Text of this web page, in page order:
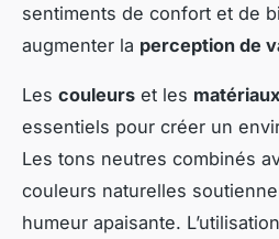
sentiments de confort et de
augmenter la perception de
Les couleurs et les matériaux
essentiels pour créer un
Les tons neutres combinés
couleurs naturelles
humeur apaisante.